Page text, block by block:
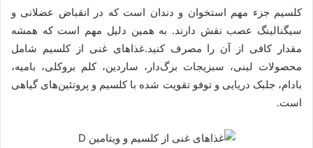
کلسیم جزء مهم استخوان و دندان است که در انقباض عضلانی و
سیگنالینگ عصب نقش دارند. به همین دلیل مهم است که همشه
مقدار کافی از آن را مصرف کنید.غذاهای غنی از کلسیم شامل
محصولات لبنی، سبزیجات برگ‌دار، ساردین، کلم بروکلی، بامیه،
بادام، جلبک دریایی و توفو تقویت شده با کلسیم و پروتئین‌های گیاهی
است.